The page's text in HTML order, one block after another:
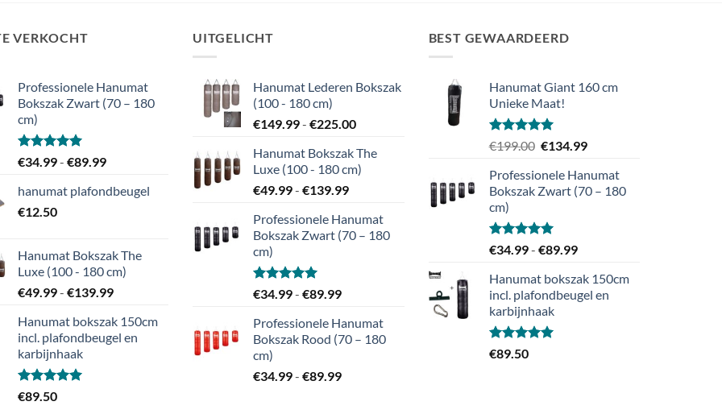
VERKOCHT
Professionele Hanumat
Bokszak Zwart (70 – 180
cm)
Gewaardeerd
€34.99- €89.99Prijsklasse:
tot
hanumat plafondbeugel
€12.50
Hanumat Bokszak The
Luxe (100 - 180 cm)
€49.99- €139.99Prijsklasse:
tot
€139.99
Hanumat bokszak 150cm
incl. plafondbeugel en
karbijnhaak
Gewaardeerd
€89.50
UITGELICHT
Hanumat Lederen Bokszak
(100 - 180 cm)
€149.99- €225.00Prijsklasse:
tot
€225.00
Hanumat Bokszak The
Luxe (100 - 180 cm)
€49.99- €139.99Prijsklasse:
tot
€139.99
Professionele Hanumat
Bokszak Zwart (70 – 180
cm)
Gewaardeerd
€34.99- €89.99Prijsklasse:
tot
€89.99
Professionele Hanumat
Bokszak Rood (70 – 180
cm)
€34.99- €89.99Prijsklasse:
BEST GEWAARDEERD
Hanumat Giant 160 cm
Unieke Maat!
Gewaardeerd
€199.00 Oorspronkelijke
was:
€199.00.
€134.99Huidige
is:
€134.99.
Professionele Hanumat
Bokszak Zwart (70 – 180
cm)
Gewaardeerd
€34.99- €89.99Prijsklasse:
tot
€89.99
Hanumat bokszak 150cm
incl. plafondbeugel en
karbijnhaak
Gewaardeerd
€89.50